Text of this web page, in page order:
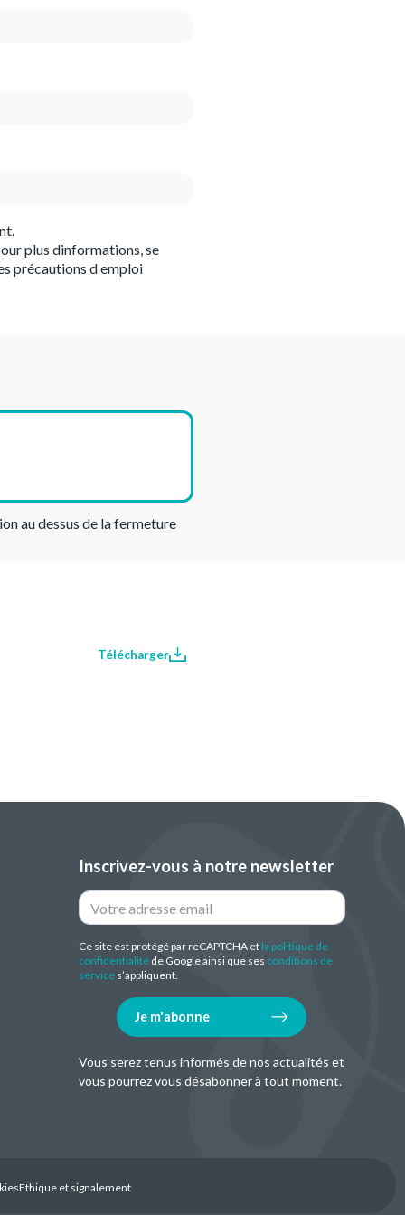
plus dinformations, se
précautions d emploi
au dessus de la fermeture
Télécharger
Inscrivez-vous à notre newsletter
Ce site est protégé par reCAPTCHA et la politique de
confidentialitéde Google ainsi que ses conditions de
services’appliquent.
Je m'abonne
Vous serez tenus informés de nos actualités et
vous pourrez vous désabonner à tout moment.
Ethique et signalement